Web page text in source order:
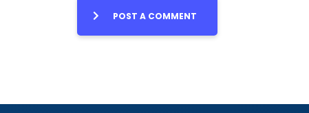
POST A COMMENT